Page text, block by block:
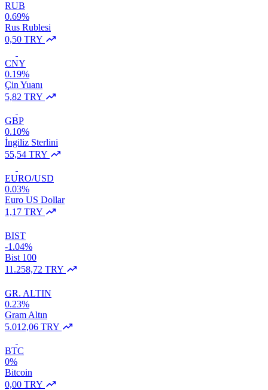
RUB
0.69%
Rus Rublesi
0,50 TRY
CNY
0.19%
Çin Yuanı
5,82 TRY
GBP
0.10%
İngiliz Sterlini
55,54 TRY
EURO/USD
0.03%
Euro US Dollar
1,17 TRY
BIST
-1.04%
Bist 100
11.258,72 TRY
GR. ALTIN
0.23%
Gram Altın
5.012,06 TRY
BTC
0%
Bitcoin
0,00 TRY